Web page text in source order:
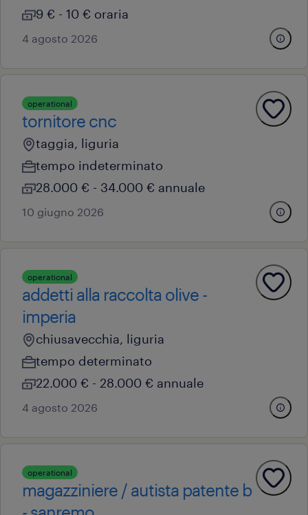
9 € - 10 € oraria
4 agosto 2026
operational
tornitore cnc
taggia, liguria
tempo indeterminato
28.000 € - 34.000 € annuale
10 giugno 2026
operational
addetti alla raccolta olive -
imperia
chiusavecchia, liguria
tempo determinato
22.000 € - 28.000 € annuale
4 agosto 2026
operational
magazziniere / autista patente b